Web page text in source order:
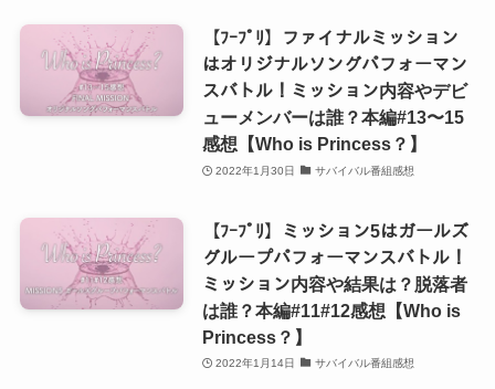
【ﾌｰﾌﾟﾘ】ファイナルミッション
はオリジナルソングパフォーマン
スバトル！ミッション内容やデビ
ューメンバーは誰？本編#13〜15
感想【Who is Princess？】
2022年1月30日 サバイバル番組感想
【ﾌｰﾌﾟﾘ】ミッション5はガールズ
グループパフォーマンスバトル！
ミッション内容や結果は？脱落者
は誰？本編#11#12感想【Who is
Princess？】
2022年1月14日 サバイバル番組感想